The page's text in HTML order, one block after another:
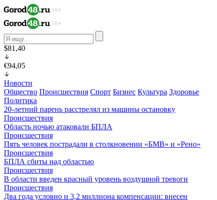
$81,40
€94,05
Новости
Общество Происшествия Спорт Бизнес Культура Здоровье
Политика
20-летний парень расстрелял из машины остановку
Происшествия
Область ночью атаковали БПЛА
Происшествия
Пять человек пострадали в столкновении «БМВ» и «Рено»
Происшествия
БПЛА сбиты над областью
Происшествия
В области введен красный уровень воздушной тревоги
Происшествия
Два года условно и 3,2 миллиона компенсации: внесен